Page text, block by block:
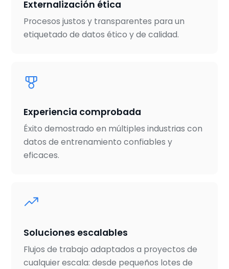
Externalización ética
Procesos justos y transparentes para un
etiquetado de datos ético y de calidad.
Experiencia comprobada
Éxito demostrado en múltiples industrias con
datos de entrenamiento confiables y
eficaces.
Soluciones escalables
Flujos de trabajo adaptados a proyectos de
cualquier escala: desde pequeños lotes de